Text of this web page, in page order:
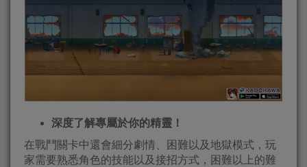
深度了解專屬於你的精靈！
在戰鬥關卡中還會細分劇情、困難以及地獄模式，玩
家需要熟悉角色的技能以及接招方式，困難以上的難